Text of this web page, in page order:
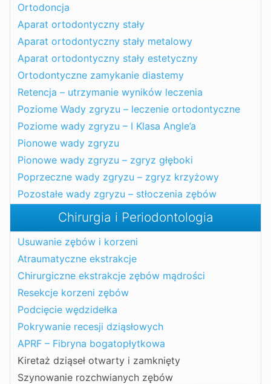
Ortodoncja
Aparat ortodontyczny stały
Aparat ortodontyczny stały metalowy
Aparat ortodontyczny stały estetyczny
Ortodontyczne zamykanie diastemy
Retencja – utrzymanie wyników leczenia
Poziome Wady zgryzu – leczenie ortodontyczne
Poziome wady zgryzu – I Klasa Angle’a
Pionowe wady zgryzu
Pionowe wady zgryzu – zgryz głęboki
Poprzeczne wady zgryzu – zgryz krzyżowy
Pozostałe wady zgryzu – stłoczenia zębów
Chirurgia i Periodontologia
Usuwanie zębów i korzeni
Atraumatyczne ekstrakcje
Chirurgiczne ekstrakcje zębów mądrości
Resekcje korzeni zębów
Podcięcie wędzidełka
Pokrywanie recesji dziąsłowych
APRF – Fibryna bogatopłytkowa
Kiretaż dziąseł otwarty i zamknięty
Szynowanie rozchwianych zębów